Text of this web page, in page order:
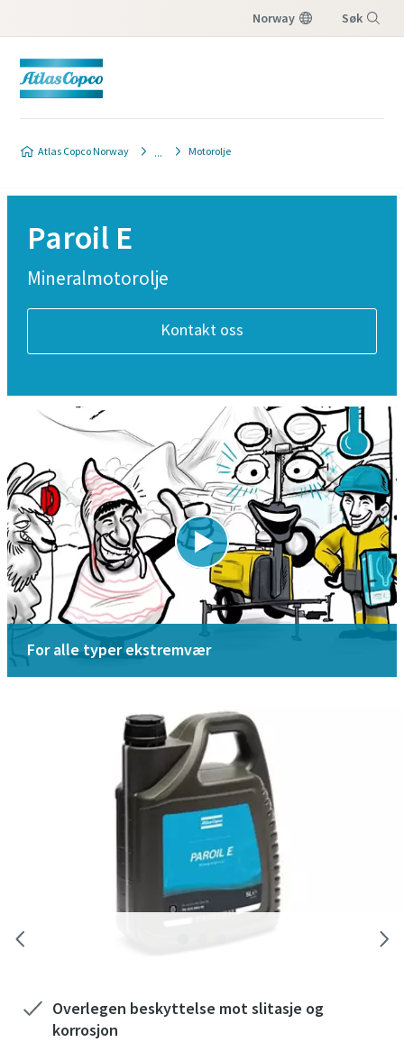
Norway Søk
Atlas Copco Norway Motorolje
Paroil E
Mineralmotorolje
Kontakt oss
For alle typer ekstremvær
Sikkerhetsdatablad MSDS/SDS
Overlegen beskyttelse mot slitasje og
korrosjon